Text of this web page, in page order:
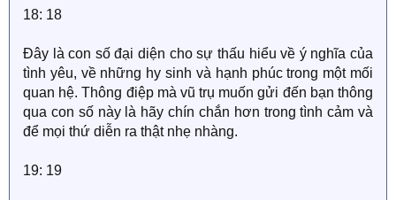
18: 18
Đây là con số đại diện cho sự thấu hiểu về ý nghĩa của
tình yêu, về những hy sinh và hạnh phúc trong một mối
quan hệ. Thông điệp mà vũ trụ muốn gửi đến bạn thông
qua con số này là hãy chín chắn hơn trong tình cảm và
để mọi thứ diễn ra thật nhẹ nhàng.
19: 19